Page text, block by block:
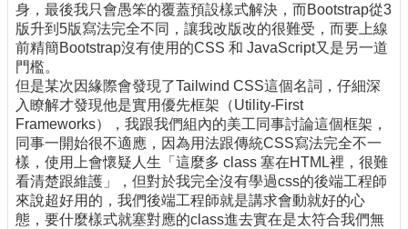
關
於
我
們
出
版
刊
物
校
務
身，最後我只會愚笨的覆蓋預設樣式解決，而Bootstrap從3
版升到5版寫法完全不同，讓我改版改的很難受，而要上線
前精簡Bootstrap沒有使用的CSS 和 JavaScript又是另一道
門檻。
但是某次因緣際會發現了Tailwind CSS這個名詞，仔細深
入瞭解才發現他是實用優先框架（Utility-First
Frameworks），我跟我們組內的美工同事討論這個框架，
同事一開始很不適應，因為用法跟傳統CSS寫法完全不一
樣，使用上會懷疑人生「這麼多 class 塞在HTML裡，很難
看清楚跟維護」，但對於我完全沒有學過css的後端工程師
來說超好用的，我們後端工程師就是講求會動就好的心
態，要什麼樣式就塞對應的class進去實在是太符合我們無